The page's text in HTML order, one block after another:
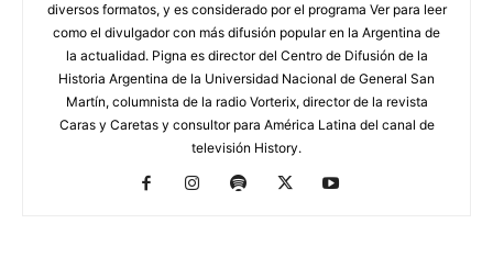
diversos formatos, y es considerado por el programa Ver para leer
como el divulgador con más difusión popular en la Argentina de
la actualidad. Pigna es director del Centro de Difusión de la
Historia Argentina de la Universidad Nacional de General San
Martín, columnista de la radio Vorterix, director de la revista
Caras y Caretas y consultor para América Latina del canal de
televisión History.